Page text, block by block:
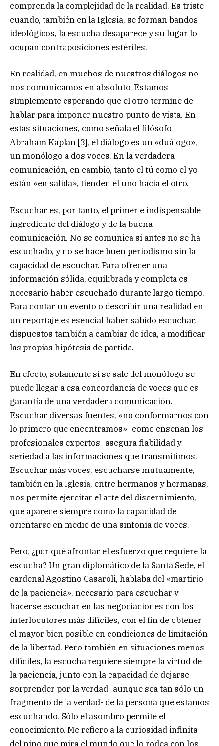
comprenda la complejidad de la realidad. Es triste
cuando, también en la Iglesia, se forman bandos
ideológicos, la escucha desaparece y su lugar lo
ocupan contraposiciones estériles.
En realidad, en muchos de nuestros diálogos no
nos comunicamos en absoluto. Estamos
simplemente esperando que el otro termine de
hablar para imponer nuestro punto de vista. En
estas situaciones, como señala el filósofo
Abraham Kaplan [3], el diálogo es un «duálogo»,
un monólogo a dos voces. En la verdadera
comunicación, en cambio, tanto el tú como el yo
están «en salida», tienden el uno hacia el otro.
Escuchar es, por tanto, el primer e indispensable
ingrediente del diálogo y de la buena
comunicación. No se comunica si antes no se ha
escuchado, y no se hace buen periodismo sin la
capacidad de escuchar. Para ofrecer una
información sólida, equilibrada y completa es
necesario haber escuchado durante largo tiempo.
Para contar un evento o describir una realidad en
un reportaje es esencial haber sabido escuchar,
dispuestos también a cambiar de idea, a modificar
las propias hipótesis de partida.
En efecto, solamente si se sale del monólogo se
puede llegar a esa concordancia de voces que es
garantía de una verdadera comunicación.
Escuchar diversas fuentes, «no conformarnos con
lo primero que encontramos» -como enseñan los
profesionales expertos- asegura fiabilidad y
seriedad a las informaciones que transmitimos.
Escuchar más voces, escucharse mutuamente,
también en la Iglesia, entre hermanos y hermanas,
nos permite ejercitar el arte del discernimiento,
que aparece siempre como la capacidad de
orientarse en medio de una sinfonía de voces.
Pero, ¿por qué afrontar el esfuerzo que requiere la
escucha? Un gran diplomático de la Santa Sede, el
cardenal Agostino Casaroli, hablaba del «martirio
de la paciencia», necesario para escuchar y
hacerse escuchar en las negociaciones con los
interlocutores más difíciles, con el fin de obtener
el mayor bien posible en condiciones de limitación
de la libertad. Pero también en situaciones menos
difíciles, la escucha requiere siempre la virtud de
la paciencia, junto con la capacidad de dejarse
sorprender por la verdad -aunque sea tan sólo un
fragmento de la verdad- de la persona que estamos
escuchando. Sólo el asombro permite el
conocimiento. Me refiero a la curiosidad infinita
del niño que mira el mundo que lo rodea con los